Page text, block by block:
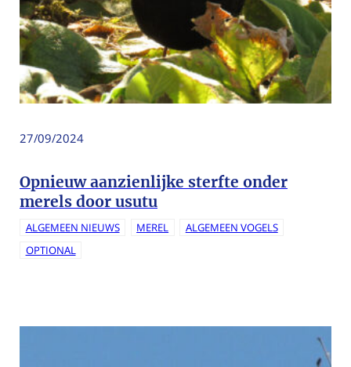
27/09/2024
Opnieuw aanzienlijke sterfte onder
merels door usutu
ALGEMEEN NIEUWS MEREL
ALGEMEEN VOGELS
OPTIONAL